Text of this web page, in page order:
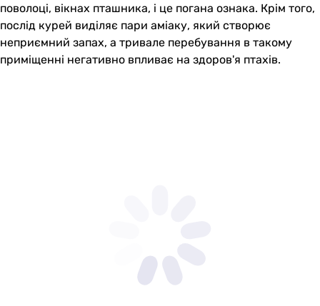
поволоці, вікнах пташника, і це погана ознака. Крім того,
послід курей виділяє пари аміаку, який створює
неприємний запах, а тривале перебування в такому
приміщенні негативно впливає на здоров'я птахів.